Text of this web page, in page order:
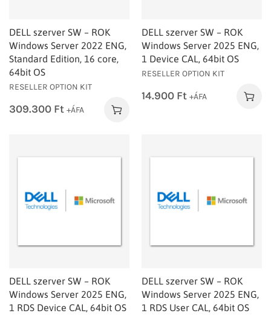
DELL szerver SW – ROK
Windows Server 2022 ENG,
Standard Edition, 16 core,
64bit OS
RESELLER OPTION KIT
309.300 Ft +ÁFA
DELL szerver SW – ROK
Windows Server 2025 ENG,
1 Device CAL, 64bit OS
RESELLER OPTION KIT
14.900 Ft +ÁFA
DELL szerver SW – ROK
Windows Server 2025 ENG,
1 RDS Device CAL, 64bit OS
DELL szerver SW – ROK
Windows Server 2025 ENG,
1 RDS User CAL, 64bit OS